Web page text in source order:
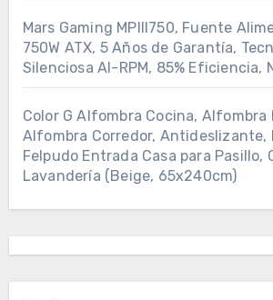
Mars Gaming MPIII750, Fuente
750W ATX, 5 Años de Garantía,
Silenciosa AI-RPM, 85% Eficiencia,
Color G Alfombra Cocina, Alfombra
Alfombra Corredor, Antideslizante,
Felpudo Entrada Casa para Pasillo,
Lavandería (Beige, 65x240cm)